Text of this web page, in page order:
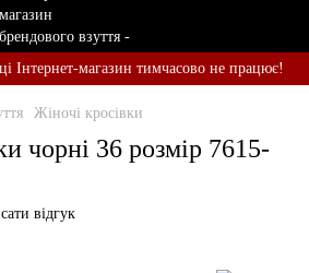
Інтернет-магазин тимчасово не працює!
Жіночі кросівки
чорні 36 розмір 7615-
відгук